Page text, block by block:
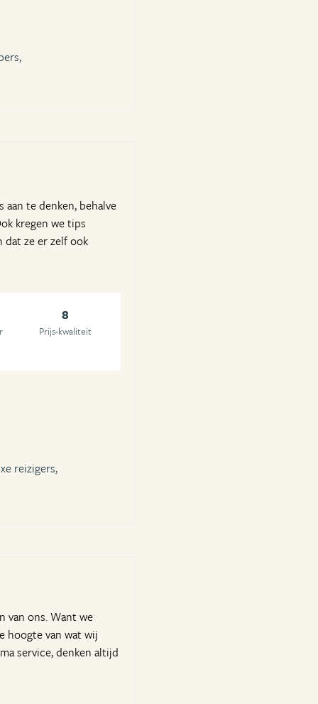
te denken, behalve
kregen we tips
ze er zelf ook
8
Prijs-kwaliteit
reizigers,
van ons. Want we
hoogte van wat wij
service, denken altijd